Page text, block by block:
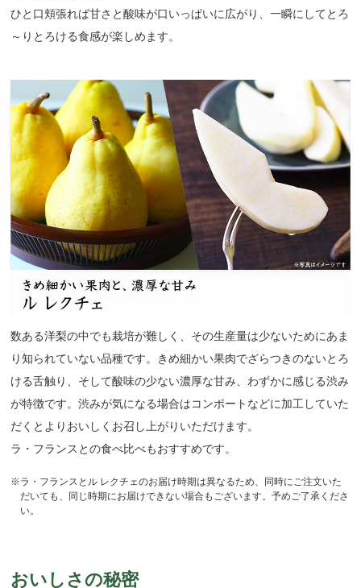
ひと口頬張れば甘さと酸味が口いっぱいに広がり、一瞬にしてとろ
～りとろける食感が楽しめます。
数ある洋梨の中でも栽培が難しく、その生産量は少ないためにあま
り知られていない品種です。きめ細かい果肉でざらつきのないとろ
ける舌触り、そして酸味の少ない濃厚な甘み、わずかに感じる渋み
が特徴です。渋みが気になる場合はコンポートなどに加工していた
だくとよりおいしくお召し上がりいただけます。
ラ・フランスとの食べ比べもおすすめです。
※ラ・フランスとル レクチェのお届け時期は異なるため、同時にご注文いた
だいても、同じ時期にお届けできない場合もございます。予めご了承くださ
い。
おいしさの秘密